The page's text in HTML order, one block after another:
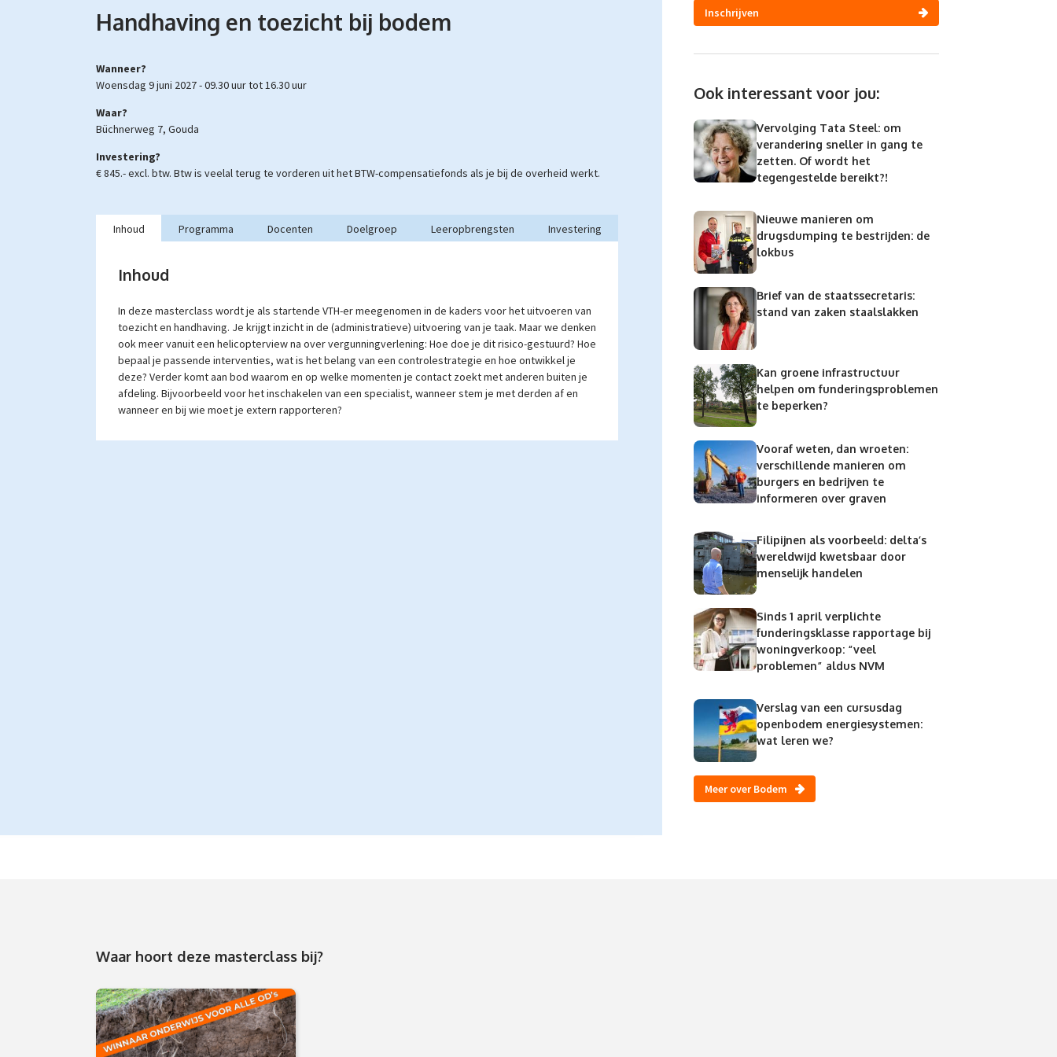
Handhaving en toezicht bij bodem
Wanneer?
woensdag 9 juni 2027 -09.30 uurtot16.30 uur
Waar?
Büchnerweg 7, Gouda
Investering?
€ 845.- excl. btw. Btw is veelal terug te vorderen uit het BTW-compensatiefonds als je bij de overheid werkt.
Inhoud Programma Docenten Doelgroep Leeropbrengsten Investering
Inhoud
In deze masterclass wordt je als startende VTH-er meegenomen in de kaders voor het uitvoeren van
toezicht en handhaving. Je krijgt inzicht in de (administratieve) uitvoering van je taak. Maar we denken
ook meer vanuit een helicopterview na over vergunningverlening: Hoe doe je dit risico-gestuurd? Hoe
bepaal je passende interventies, wat is het belang van een controlestrategie en hoe ontwikkel je
deze? Verder komt aan bod waarom en op welke momenten je contact zoekt met anderen buiten je
afdeling. Bijvoorbeeld voor het inschakelen van een specialist, wanneer stem je met derden af en
wanneer en bij wie moet je extern rapporteren?
Inschrijven
Ook interessant voor jou:
Vervolging Tata Steel: om
verandering sneller in gang te
zetten. Of wordt het
tegengestelde bereikt?!
Nieuwe manieren om
drugsdumping te bestrijden: de
lokbus
Brief van de staatssecretaris:
stand van zaken staalslakken
Kan groene infrastructuur
helpen om funderingsproblemen
te beperken?
Vooraf weten, dan wroeten:
verschillende manieren om
burgers en bedrijven te
informeren over graven
Filipijnen als voorbeeld: delta’s
wereldwijd kwetsbaar door
menselijk handelen
Sinds 1 april verplichte
funderingsklasse rapportage bij
woningverkoop: “veel
problemen” aldus NVM
Verslag van een cursusdag
openbodem energiesystemen:
wat leren we?
Meer over Bodem
Waar hoort deze masterclass bij?